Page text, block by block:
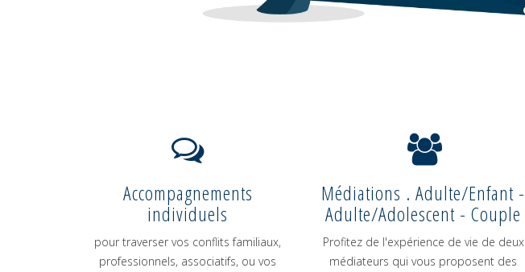
Accompagnements
individuels
pour traverser vos conflits familiaux,
professionnels, associatifs, ou vos
Médiations . Adulte/Enfant -
Adulte/Adolescent - Couple
Profitez de l'expérience de vie de deux
médiateurs qui vous proposent des